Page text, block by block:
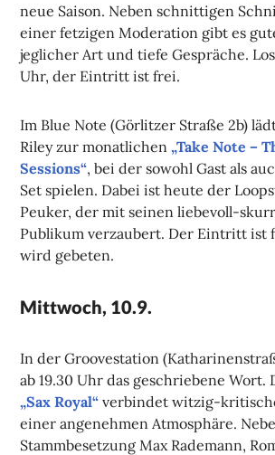
neue Saison. Neben schnittigen
einer fetzigen Moderation gibt es
jeglicher Art und tiefe Gespräche.
Uhr, der Eintritt ist frei.
Im Blue Note (Görlitzer Straße 2b)
Riley zur monatlichen„Take Note –
Sessions“, bei der sowohl Gast als
Set spielen. Dabei ist heute der
Peuker, der mit seinen liebevoll-
Publikum verzaubert. Der Eintritt ist
wird gebeten.
Mittwoch, 10.9.
In der Groovestation
ab 19.30 Uhr das geschriebene Wort.
„Sax Royal“ verbindet witzig-
einer angenehmen Atmosphäre.
Stammbesetzung Max Rademann,